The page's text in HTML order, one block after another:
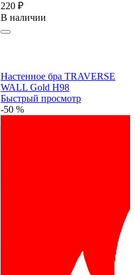
220 ₽
В наличии
Настенное бра TRAVERSE
WALL Gold H98
Быстрый просмотр
-50 %